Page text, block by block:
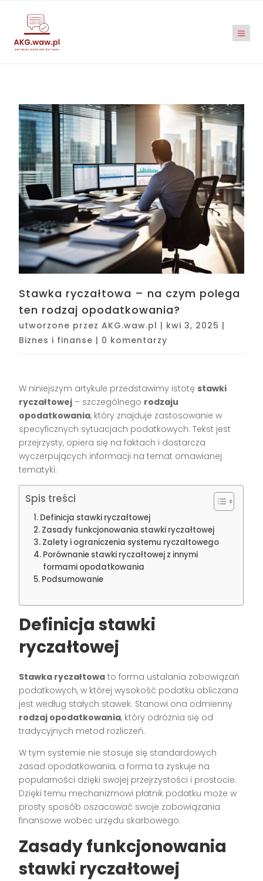
Stawka ryczałtowa – na czym polega
ten rodzaj opodatkowania?
utworzone przezAKG.waw.pl | kwi 3, 2025 |
Biznes i finanse | 0 komentarzy
W niniejszym artykule przedstawimy istotę stawki
ryczałtowej – szczególnego rodzaju
opodatkowania, który znajduje zastosowanie w
specyficznych sytuacjach podatkowych. Tekst jest
przejrzysty, opiera się na faktach i dostarcza
wyczerpujących informacji na temat omawianej
tematyki.
Spis treści
Definicja stawki ryczałtowej
Zasady funkcjonowania stawki ryczałtowej
Zalety i ograniczenia systemu ryczałtowego
Porównanie stawki ryczałtowej z innymi
formami opodatkowania
Podsumowanie
Definicja stawki
ryczałtowej
Stawka ryczałtowa to forma ustalania zobowiązań
podatkowych, w której wysokość podatku obliczana
jest według stałych stawek. Stanowi ona odmienny
rodzaj opodatkowania, który odróżnia się od
tradycyjnych metod rozliczeń.
W tym systemie nie stosuje się standardowych
zasad opodatkowania, a forma ta zyskuje na
popularności dzięki swojej przejrzystości i prostocie.
Dzięki temu mechanizmowi płatnik podatku może w
prosty sposób oszacować swoje zobowiązania
finansowe wobec urzędu skarbowego.
Zasady funkcjonowania
stawki ryczałtowej